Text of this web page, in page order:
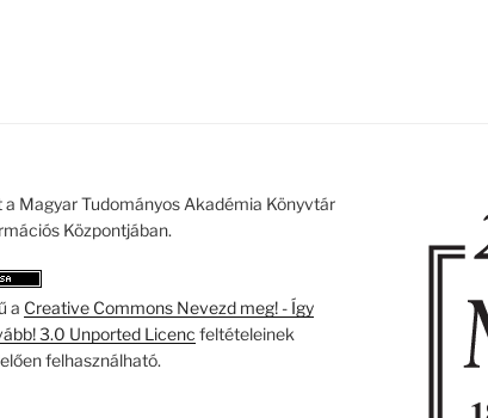
a Magyar Tudományos Akadémia Könyvtár
Központjában.
a Creative Commons Nevezd meg! - Így
3.0 Unported Licenc feltételeinek
felhasználható.